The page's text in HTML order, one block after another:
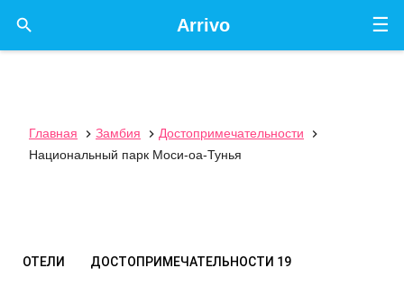
☰
Arrivo

Главная  Замбия  Достопримечательности

Национальный парк Моси-оа-Тунья
ОТЕЛИ ДОСТОПРИМЕЧАТЕЛЬНОСТИ 19